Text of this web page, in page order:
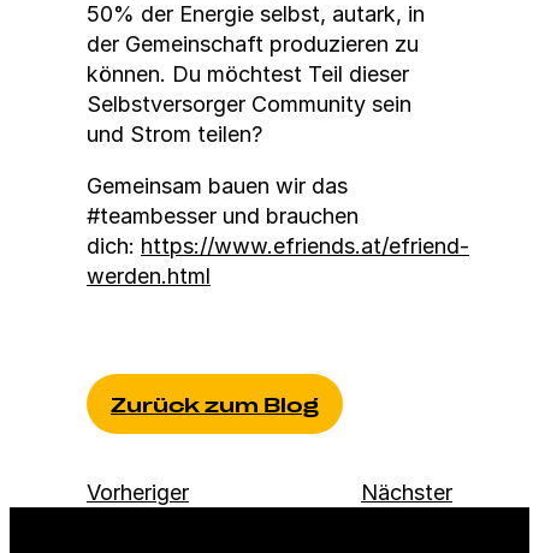
50% der Energie selb­st, autark, in
der Gemein­schaft pro­duzieren zu
kön­nen. Du möcht­est Teil dieser
Selb­stver­sorg­er Com­mu­ni­ty sein
und Strom teilen?
Gemein­sam bauen wir das
#teambess­er und brauchen
dich: https://www.efriends.at/efriend-
werden.html
Zurück zum Blog
Vorheriger Nächster